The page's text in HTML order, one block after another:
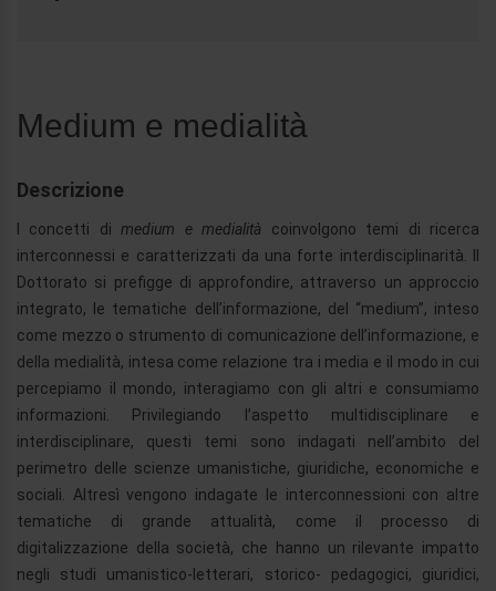
Medium e medialità
Descrizione
I concetti dimedium e medialità coinvolgono temi di ricerca
interconnessi e caratterizzati da una forte interdisciplinarità. Il
Dottorato si prefigge di approfondire, attraverso un approccio
integrato, le tematiche dell’informazione, del “medium”, inteso
come mezzo o strumento di comunicazione dell’informazione, e
della medialità, intesa come relazione tra i media e il modo in cui
percepiamo il mondo, interagiamo con gli altri e consumiamo
informazioni. Privilegiando l’aspetto multidisciplinare e
interdisciplinare, questi temi sono indagati nell’ambito del
perimetro delle scienze umanistiche, giuridiche, economiche e
sociali. Altresì vengono indagate le interconnessioni con altre
tematiche di grande attualità, come il processo di
digitalizzazione della società, che hanno un rilevante impatto
negli studi umanistico-letterari, storico- pedagogici, giuridici,